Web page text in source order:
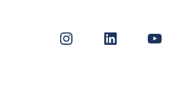
Instagram LinkedIn YouTube